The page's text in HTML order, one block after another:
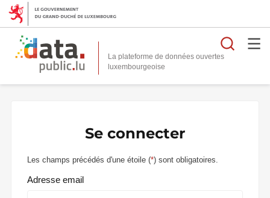
La plateforme de données ouvertes
Se connecter
Les champs précédés d'une étoile (*) sont obligatoires.
Adresse email